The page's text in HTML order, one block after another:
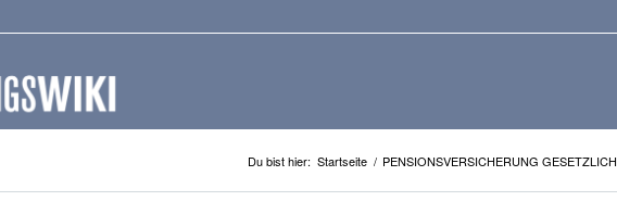
Du bist hier: Startseite / PENSIONSVERSICHERUNG GESETZLICH